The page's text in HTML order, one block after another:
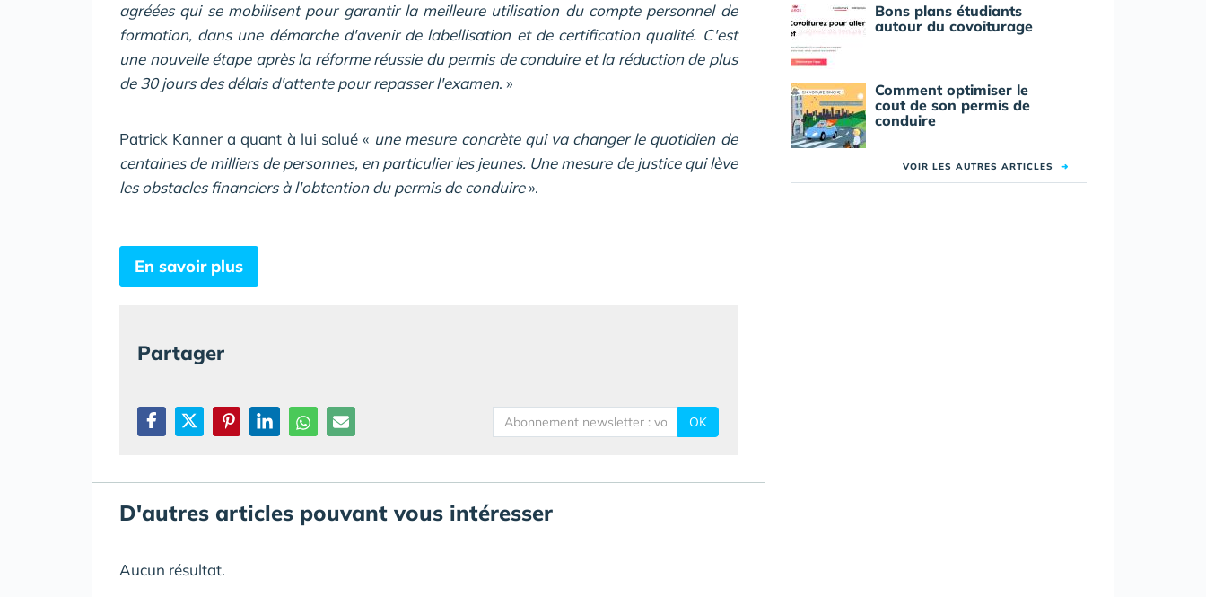
agréées qui se mobilisent pour garantir la meilleure utilisation du compte personnel de
formation, dans une démarche d'avenir de labellisation et de certification qualité. C'est
une nouvelle étape après la réforme réussie du permis de conduire et la réduction de plus
de 30 jours des délais d'attente pour repasser l'examen. »
Patrick Kanner a quant à lui salué « une mesure concrète qui va changer le quotidien de
centaines de milliers de personnes, en particulier les jeunes. Une mesure de justice qui lève
les obstacles financiers à l'obtention du permis de conduire».
En savoir plus
Partager
OK
D'autres articles pouvant vous intéresser
Aucun résultat.
Bons plans étudiants
autour du covoiturage
Comment optimiser le
cout de son permis de
conduire
VOIR LES AUTRES ARTICLES ➜